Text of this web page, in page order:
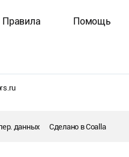
Правила Помощь
данных Сделано вCoalla